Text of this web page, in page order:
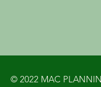
© 2022 MAC